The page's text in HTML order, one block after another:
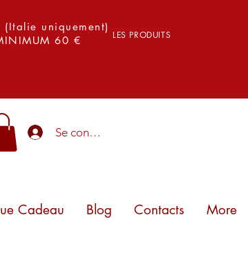
(Italie uniquement)
60 €
LES PRODUITS
Se connecter
Cadeau Blog Contacts More